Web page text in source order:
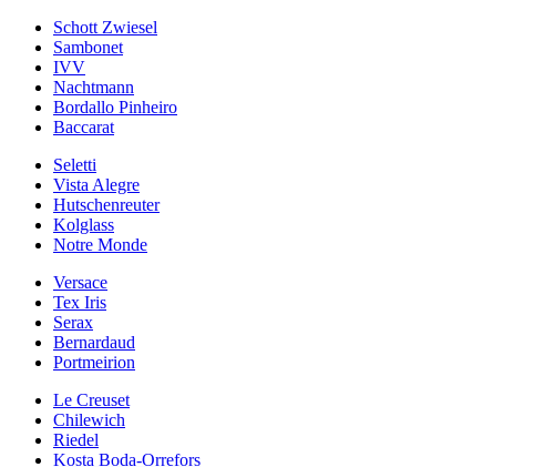
Schott Zwiesel
Sambonet
IVV
Nachtmann
Bordallo Pinheiro
Baccarat
Seletti
Vista Alegre
Hutschenreuter
Kolglass
Notre Monde
Versace
Tex Iris
Serax
Bernardaud
Portmeirion
Le Creuset
Chilewich
Riedel
Kosta Boda-Orrefors